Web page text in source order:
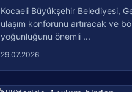
Kocaeli Büyükşehir Belediyesi,
ulaşım konforunu artıracak ve
yoğunluğunu önemli ...
29.07.2026